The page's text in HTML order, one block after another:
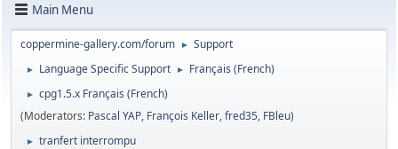
Main Menu
coppermine-gallery.com/forum ► Support
► Language Specific Support ► Français (French)
►
cpg1.5.x Français (French)
(Moderators: Pascal YAP, François Keller,fred35, FBleu)
► tranfert interrompu